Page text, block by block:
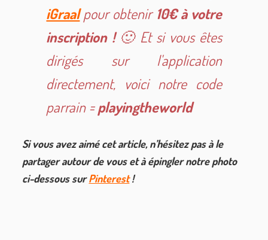
iGraalpour obtenir10€ à votre
inscription !🙂 Et si vous êtes
dirigés sur l'application
directement, voici notre code
parrain =playingtheworld
Si vous avez aimé cet article, n’hésitez pas à le
partager autour de vous et à épingler notre photo
ci-dessous surPinterest!